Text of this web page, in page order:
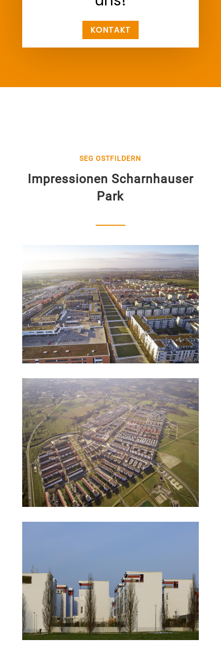
KONTAKT
SEG OSTFILDERN
Impressionen Scharnhauser
Park